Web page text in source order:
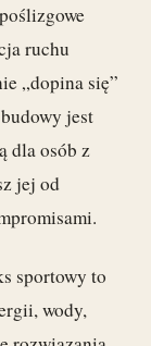
ruchu
„dopina się”
jest
dla osób z
jej od
sportowy to
wody,